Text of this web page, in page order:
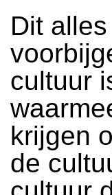
Dit
cultuur
krijgen
de